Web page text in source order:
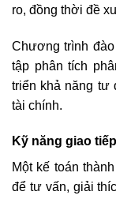
ro, đồng thời đề
Chương trình
tập phân tích
triển khả năng tư
tài chính.
Kỹ năng giao
Một kế toán
để tư vấn, giải